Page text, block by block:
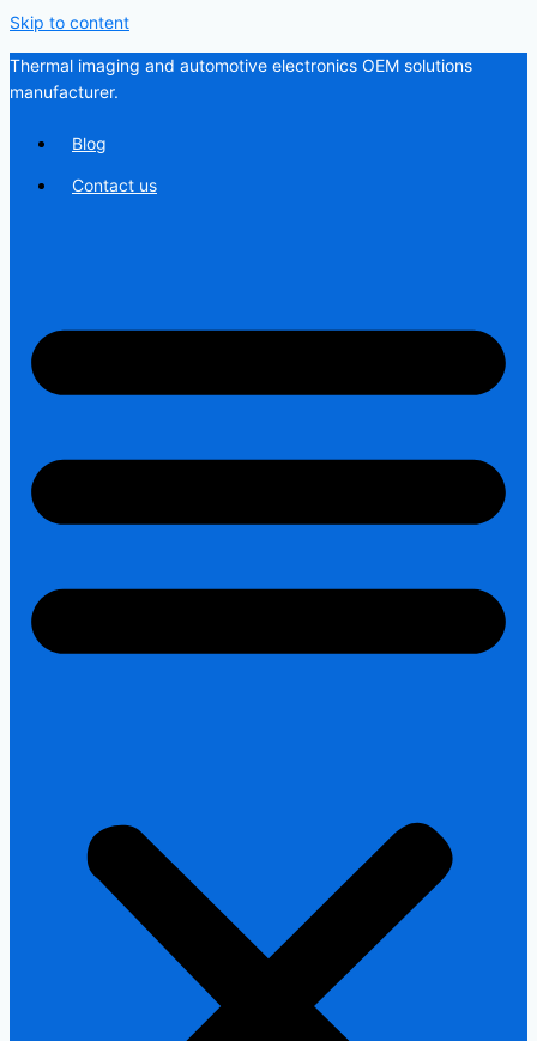
Skip to content
Thermal imaging and automotive electronics OEM solutions
manufacturer.
Blog
Contact us